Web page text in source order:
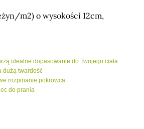
m2) o wysokości 12cm,
idealne dopasowanie do Twojego ciała
dużą twardość
rozpinanie pokrowca
do prania